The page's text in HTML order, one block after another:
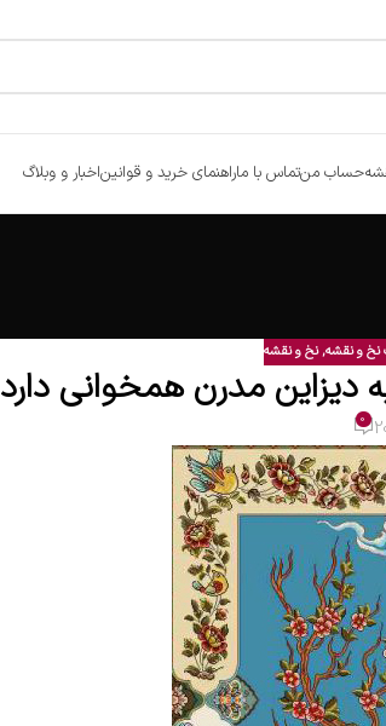
حساب منتماس با ماراهنمای خرید و قوانیناخبار و وبلاگ
نخ و نقشه,نخ و نقشه
دیزاین مدرن همخوانی دارد
0